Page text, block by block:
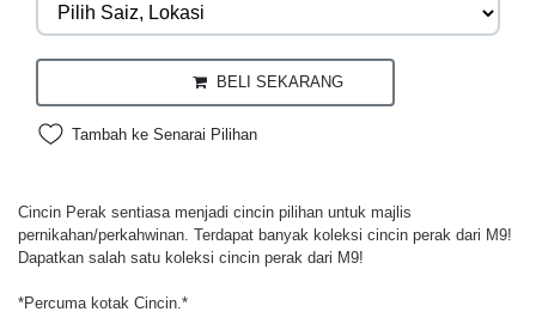
BELI SEKARANG
Tambah ke Senarai Pilihan
Cincin Perak sentiasa menjadi cincin pilihan untuk majlis
pernikahan/perkahwinan. Terdapat banyak koleksi cincin perak dari M9!
Dapatkan salah satu koleksi cincin perak dari M9!
*Percuma kotak Cincin.*